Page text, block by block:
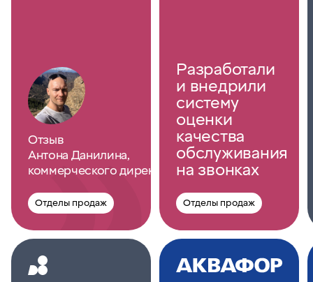
Отзыв
Антона Данилина,
коммерческого директора ЦМРТ
Отделы продаж
Разработали
и внедрили
систему
оценки
качества
обслуживания
на звонках
Отделы продаж